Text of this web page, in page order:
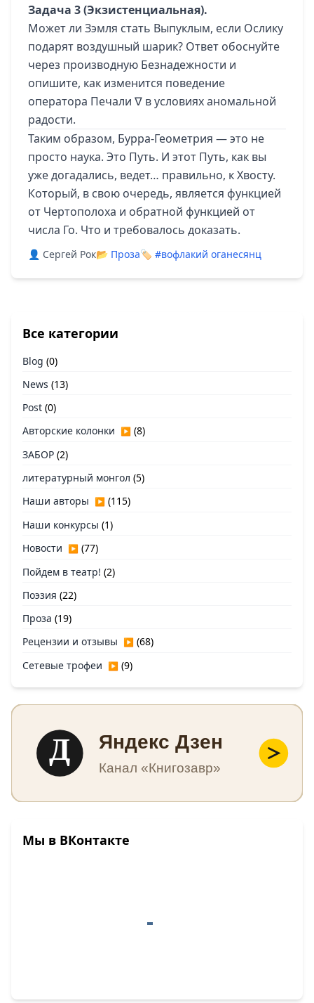
Задача 3 (Экзистенциальная).
Может ли Зэмля стать Выпуклым, если Ослику
подарят воздушный шарик? Ответ обоснуйте
через производную Безнадежности и
опишите, как изменится поведение
оператора Печали ∇ в условиях аномальной
радости.
Таким образом, Бурра-Геометрия — это не
просто наука. Это Путь. И этот Путь, как вы
уже догадались, ведет… правильно, к Хвосту.
Который, в свою очередь, является функцией
от Чертополоха и обратной функцией от
числа Го. Что и требовалось доказать.
👤 Сергей Рок📂 Проза🏷️ #вофлакий оганесянц
Все категории
Blog (0)
News (13)
Post (0)
Авторские колонки ▶ (8)
ЗАБОР (2)
литературный монгол (5)
Наши авторы ▶ (115)
Наши конкурсы (1)
Новости ▶ (77)
Пойдем в театр! (2)
Поэзия (22)
Проза (19)
Рецензии и отзывы ▶ (68)
Сетевые трофеи ▶ (9)
Д Яндекс Дзен
Канал «Книгозавр»
Мы в ВКонтакте